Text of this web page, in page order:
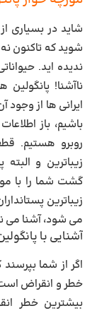
شاید در بسیاری
شوید که تاکنون نه
ندیده اید.
ایرانی ها از
باشیم، باز
روبرو هستیم.
زیباترین و
گشت شما را با
زیباترین
می شود، آشنا می
آشنایی با
اگر از شما
خطر و انقراض
بیشترین خطر